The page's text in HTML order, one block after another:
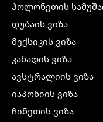
პოლონეთის
დუბაის ვიზა
მექსიკის ვიზა
კანადის ვიზა
ავსტრალიის ვიზა
იაპონიის ვიზა
ჩინეთის ვიზა